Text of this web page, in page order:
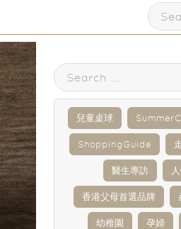
兒童桌球
ShoppingGuide
醫生專訪
香港父母首選品牌
幼稚園 孕婦